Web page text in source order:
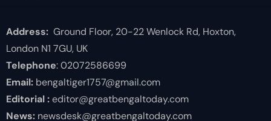
Address:Ground Floor, 20-22 Wenlock Rd, Hoxton,
London N1 7GU, UK
Telephone: 02072586699
Email:bengaltiger1757@gmail.com
Editorial :editor@greatbengaltoday.com
News:newsdesk@greatbengaltoday.com